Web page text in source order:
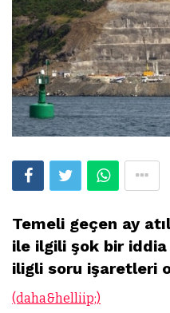
Temeli geçen ay
ile ilgili şok bir
iligli soru işaretleri
(daha&helliip;)